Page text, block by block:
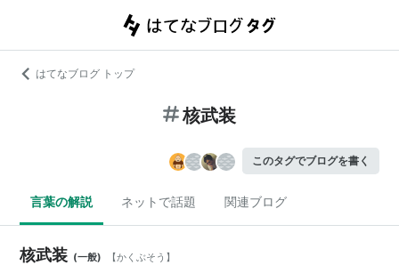
はてなブログ トップ
核武装
このタグでブログを書く
言葉の解説 ネットで話題 関連ブログ
核武装 (一般) 【かくぶそう 】